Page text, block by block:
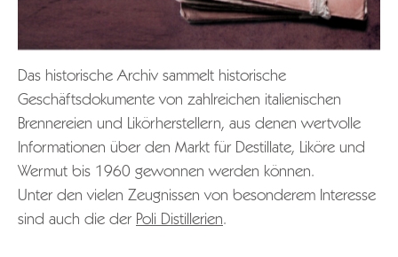
Das historische Archiv sammelt historische
Geschäftsdokumente von zahlreichen italienischen
Brennereien und Likörherstellern, aus denen wertvolle
Informationen über den Markt für Destillate, Liköre und
Wermut bis 1960 gewonnen werden können.
Unter den vielen Zeugnissen von besonderem Interesse
sind auch die der Poli Distillerien.